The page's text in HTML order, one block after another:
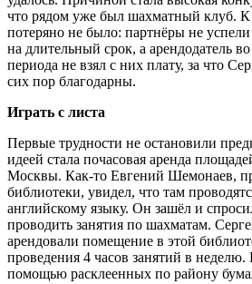
что рядом уже был шахматный клуб. К
потеряно не было: партнёры не
на длительный срок, а арендодатель
периода не взял с них плату, за что
сих пор благодарны.
Играть с листа
Первые трудности не остановили
идеей стала почасовая аренда
Москвы. Как-то Евгений Шемонаев,
библиотеки, увидел, что там
английскому языку. Он зашёл и
проводить занятия по шахматам.
арендовали помещение в этой
проведения 4 часов занятий в
помощью расклеенных по району